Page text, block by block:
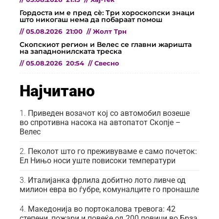
Гордоста им е пред сѐ: Три хороскопски знаци
што никогаш нема да побараат помош
// 05.08.2026 21:00 // Жолт Трн
Скопскиот регион и Велес се главни жаришта
на западнонилската треска
// 05.08.2026 20:54 // Свесно
Најчитано
Приведен возачот кој со автомобил возеше
во спротивна насока на автопатот Скопје –
Велес
Пеколот што го преживуваме е само почеток:
Ел Нињо носи уште повисоки температури
Италијанка фрлила добитно лото ливче од
милион евра во ѓубре, комуналците го пронашле
Македонија во портокалова тревога: 42